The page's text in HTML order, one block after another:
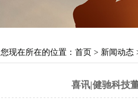
您现在所在的位置： 首页 > 新闻动态
喜讯|健驰科技